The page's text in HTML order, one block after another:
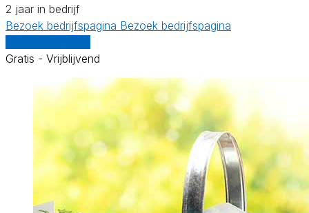
2 jaar in bedrijf
Bezoek bedrijfspagina Bezoek bedrijfspagina
Gratis - Vrijblijvend